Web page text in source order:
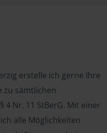
erstelle ich gerne Ihre
zu sämtlichen
4 Nr. 11 StBerG. Mit einer
alle Möglichkeiten